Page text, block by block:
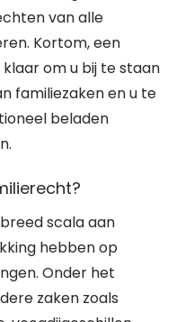
van alle
Kortom, een
om u bij te staan
familiezaken en u te
beladen
scala aan
hebben op
Onder het
zaken zoals